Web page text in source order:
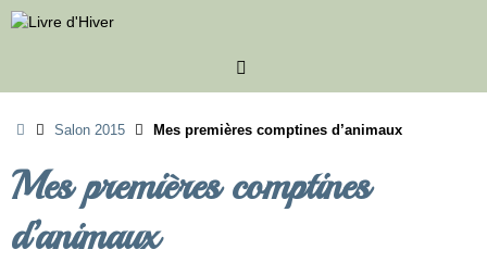
Passer
au
AccueilSalon 2015 Mes premières comptines d’animaux
Mes premières comptines
d’animaux